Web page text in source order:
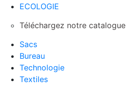
ECOLOGIE
Téléchargez notre catalogue
Sacs
Bureau
Technologie
Textiles